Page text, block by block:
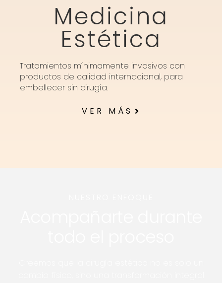
Medicina
Estética
Tratamientos mínimamente invasivos con
productos de calidad internacional, para
embellecer sin cirugía.
VER MÁS